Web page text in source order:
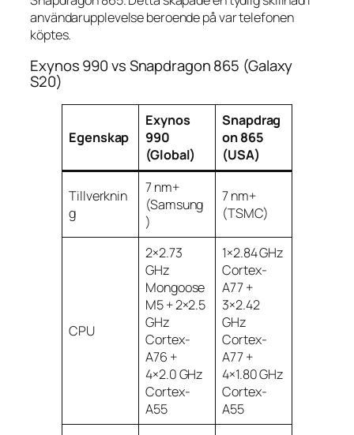
användarupplevelse beroende på var telefonen
köptes.
Exynos 990 vs Snapdragon 865 (Galaxy
S20)
Egenskap
Exynos
990
(Global)
Snapdrag
on 865
(USA)
Tillverknin
g
7 nm+
(Samsung
)
7 nm+
(TSMC)
CPU
2×2.73
GHz
Mongoose
M5 + 2×2.5
GHz
Cortex-
A76 +
4×2.0 GHz
Cortex-
A55
1×2.84 GHz
Cortex-
A77 +
3×2.42
GHz
Cortex-
A77 +
4×1.80 GHz
Cortex-
A55